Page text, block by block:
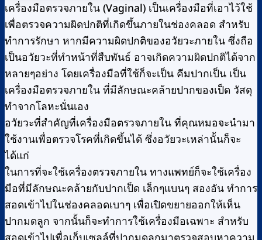
เครื่องมือตรวจภายใน (Vaginal) เป็นเครื่องมือที่เอาไว้ใช้
เพื่อตรวจความผิดปกติที่เกิดขึ้นภายในช่องคลอด สำหรับ
ทำการรักษา หากมีความผิดปกติของอวัยวะภายใน ซึ่งถือ
เป็นอวัยวะที่ทำหน้าที่สืบพันธ์ อาจเกิดความผิดปกติได้จาก
หลายๆอย่าง โดยเครื่องมือที่ใช้ก็จะเป็น คีมปากเป็น เป็น
เครื่องมือตรวจภายใน ที่มีลักษณะคล้ายปากของเป็ด วัสดุ
ทำจากโลหะนั่นเอง
อวัยวะที่สำคัญที่เครื่องมือตรวจภายใน ที่คุณหมอจะนำมา
ใช้งานเพื่อตรวจโรคที่เกิดขึ้นได้ ซึ่งอวัยวะเหล่านั้นก็จะ
ได้แก่
ในการที่จะใช้เครื่องตรวจภายใน ทางแพทย์ก็จะใช้เครื่อง
มือที่มีลักษณะคล้ายกับปากเป็ด เล็กๆแบนๆ สองอัน ทำการ
สอดเข้าไปในช่องคลอดเบาๆ เพื่อเปิดขยายออกให้เห็น
ปากมดลูก จากนั้นก็จะทำการใช้เครื่องมือเฉพาะ สำหรับ